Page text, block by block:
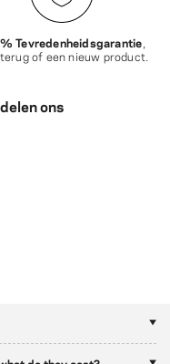
Tevredenheidsgarantie
of een nieuw product.
ons